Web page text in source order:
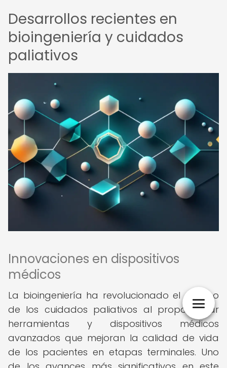
Desarrollos recientes en
bioingeniería y cuidados
paliativos
Innovaciones en dispositivos
médicos
La bioingeniería ha revolucionado el campo
de los cuidados paliativos al proporcionar
herramientas y dispositivos médicos
avanzados que mejoran la calidad de vida
de los pacientes en etapas terminales. Uno